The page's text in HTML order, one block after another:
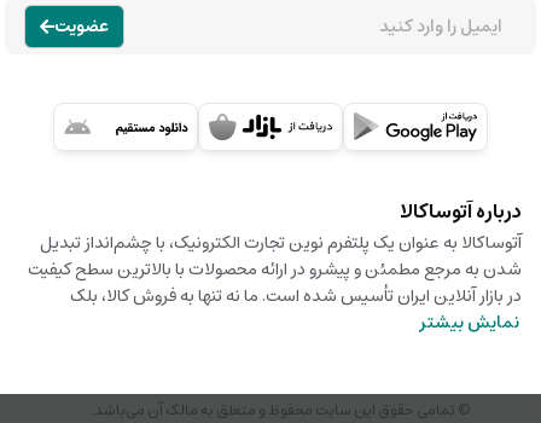
عضویت
درباره آتوساکالا
آتوساکالا به عنوان یک پلتفرم نوین تجارت الکترونیک، با چشم‌انداز تبدیل
شدن به مرجع مطمئن و پیشرو در ارائه محصولات با بالاترین سطح کیفیت
در بازار آنلاین ایران تأسیس شده است. ما نه تنها به فروش کالا، بلک
نمایش بیشتر
© تمامی حقوق این سایت محفوظ و متعلق به مالک آن می‌باشد.